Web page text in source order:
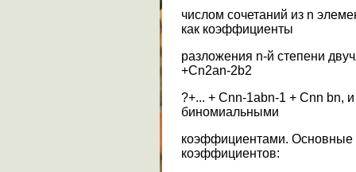
числом сочетаний из n
как коэффициенты
разложения n-й степени
+Cn2an-2b2
?+... + Cnn-1abn-1 + Cnn bn,
биномиальными
коэффициентами.
коэффициентов: